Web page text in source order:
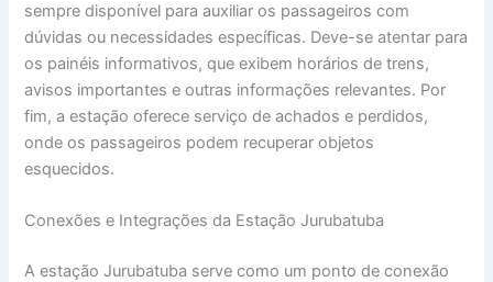
sempre disponível para auxiliar os passageiros com
dúvidas ou necessidades específicas. Deve-se atentar para
os painéis informativos, que exibem horários de trens,
avisos importantes e outras informações relevantes. Por
fim, a estação oferece serviço de achados e perdidos,
onde os passageiros podem recuperar objetos
esquecidos.
Conexões e Integrações da Estação Jurubatuba
A estação Jurubatuba serve como um ponto de conexão